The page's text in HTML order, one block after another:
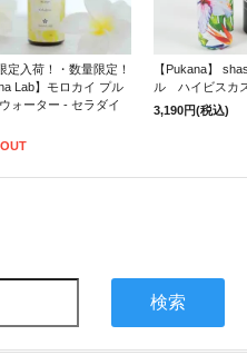
定入荷！・数量限定！
Lab】モロカイ プル
ォーター - セラダイ
【Pukana】
ル ハイビスカ
3,190円(税込)
検索